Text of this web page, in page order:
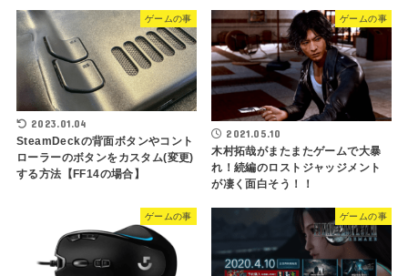
ゲームの事
2023.01.04
SteamDeckの背面ボタンやコント
ローラーのボタンをカスタム(変更)
する方法【FF14の場合】
ゲームの事
2021.05.10
木村拓哉がまたまたゲームで大暴
れ！続編のロストジャッジメント
が凄く面白そう！！
ゲームの事 ゲームの事